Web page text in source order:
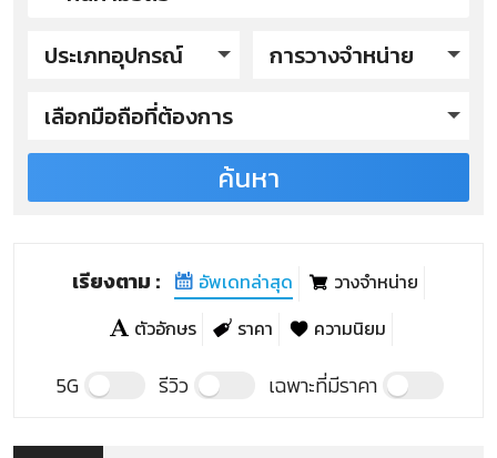
ประเภทอุปกรณ์
การวางจำหน่าย
เลือกมือถือที่ต้องการ
Benefon รุ่นปี 2000
Benefon TRACK
Benefon Twin
Benefon รุ่นปี 1999
ค้นหา
เรียงตาม : อัพเดทล่าสุด
วางจำหน่าย
ตัวอักษร
ราคา ความนิยม
5G รีวิว เฉพาะที่มีราคา